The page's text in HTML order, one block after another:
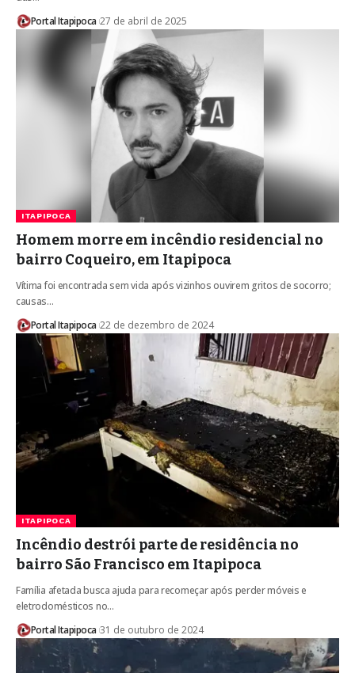
Portal Itapipoca 27 de abril de 2025
ITAPIPOCA
Homem morre em incêndio residencial no
bairro Coqueiro, em Itapipoca
Vítima foi encontrada sem vida após vizinhos ouvirem gritos de socorro;
causas…
Portal Itapipoca 22 de dezembro de 2024
ITAPIPOCA
Incêndio destrói parte de residência no
bairro São Francisco em Itapipoca
Família afetada busca ajuda para recomeçar após perder móveis e
eletrodomésticos no…
Portal Itapipoca 31 de outubro de 2024